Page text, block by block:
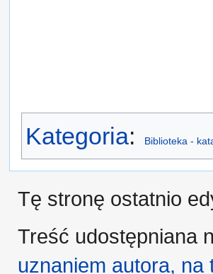
Kategoria: Biblioteka -
Tę stronę ostatnio
Treść udostępniana
uznaniem autora,